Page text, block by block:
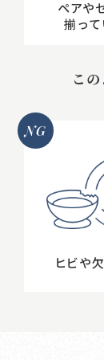
ペアや
揃っ
こ
NG
ヒビや